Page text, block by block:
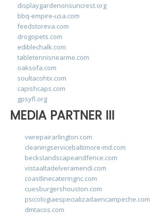
displaygardenonsuncrest.org
bbq-empire-usa.com
feedstoreva.com
drogopets.com
ediblechalk.com
tabletennisnearme.com
oaksofa.com
soultacohtx.com
capishcaps.com
gpsyfl.org
MEDIA PARTNER III
vwrepairarlington.com
cleaningservicebaltimore-md.com
beckslandscapeandfence.com
vistaaltadelveramendi.com
coastlinecateringnc.com
cuesburgershouston.com
psicologiaespecializadaencampeche.com
dmtacos.com